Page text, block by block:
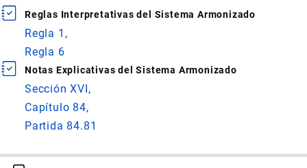
Reglas Interpretativas del Sistema Armonizado
Regla 1
Regla 6
Notas Explicativas del Sistema Armonizado
Sección XVI
Capítulo 84
Partida 84.81